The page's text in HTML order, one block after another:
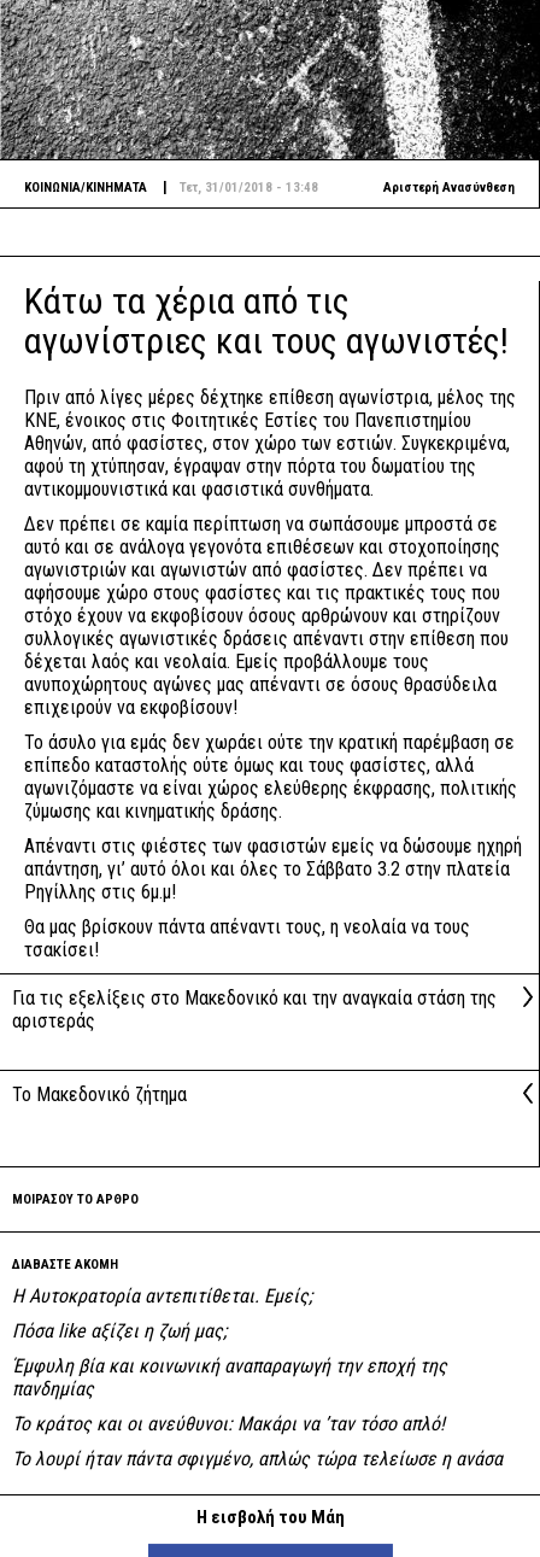
ΚΟΙΝΩΝΙΑ/ΚΙΝΗΜΑΤΑ Τετ, 31/01/2018 - 13:48 Αριστερή Ανασύνθεση
Κάτω τα χέρια από τις
αγωνίστριες και τους αγωνιστές!
Πριν από λίγες μέρες δέχτηκε επίθεση αγωνίστρια, μέλος της
ΚΝΕ, ένοικος στις Φοιτητικές Εστίες του Πανεπιστημίου
Αθηνών, από φασίστες, στον χώρο των εστιών. Συγκεκριμένα,
αφού τη χτύπησαν, έγραψαν στην πόρτα του δωματίου της
αντικομμουνιστικά και φασιστικά συνθήματα.
Δεν πρέπει σε καμία περίπτωση να σωπάσουμε μπροστά σε
αυτό και σε ανάλογα γεγονότα επιθέσεων και στοχοποίησης
αγωνιστριών και αγωνιστών από φασίστες. Δεν πρέπει να
αφήσουμε χώρο στους φασίστες και τις πρακτικές τους που
στόχο έχουν να εκφοβίσουν όσους αρθρώνουν και στηρίζουν
συλλογικές αγωνιστικές δράσεις απέναντι στην επίθεση που
δέχεται λαός και νεολαία. Εμείς προβάλλουμε τους
ανυποχώρητους αγώνες μας απέναντι σε όσους θρασύδειλα
επιχειρούν να εκφοβίσουν!
Το άσυλο για εμάς δεν χωράει ούτε την κρατική παρέμβαση σε
επίπεδο καταστολής ούτε όμως και τους φασίστες, αλλά
αγωνιζόμαστε να είναι χώρος ελεύθερης έκφρασης, πολιτικής
ζύμωσης και κινηματικής δράσης.
Απέναντι στις φιέστες των φασιστών εμείς να δώσουμε ηχηρή
απάντηση, γι’ αυτό όλοι και όλες το Σάββατο 3.2 στην πλατεία
Ρηγίλλης στις 6μ.μ!
Θα μας βρίσκουν πάντα απέναντι τους, η νεολαία να τους
τσακίσει!
Για τις εξελίξεις στο Μακεδονικό και την αναγκαία στάση της
αριστεράς
Το Μακεδονικό ζήτημα
ΜΟΙΡΑΣΟΥ ΤΟ ΑΡΘΡΟ
ΔΙΑΒΑΣΤΕ ΑΚΟΜΗ
Η Αυτοκρατορία αντεπιτίθεται. Εμείς;
Πόσα like αξίζει η ζωή μας;
Έμφυλη βία και κοινωνική αναπαραγωγή την εποχή της
πανδημίας
Το κράτος και οι ανεύθυνοι: Mακάρι να ’ταν τόσο απλό!
Το λουρί ήταν πάντα σφιγμένο, απλώς τώρα τελείωσε η ανάσα
Η εισβολή του Μάη